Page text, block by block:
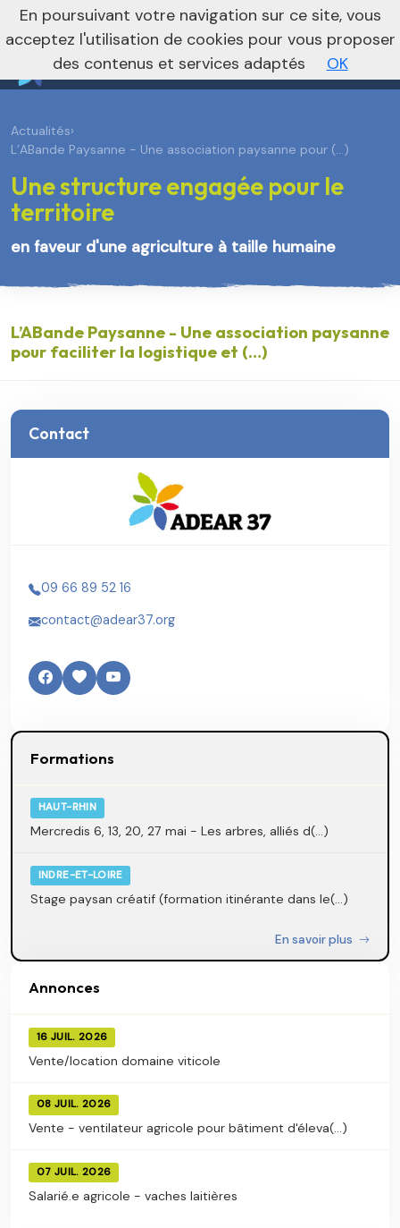
Vers le site régional Vers le site national
Actualités›
L’ABande Paysanne - Une association paysanne pour (…)
Une structure engagée pour le
territoire
en faveur d'une agriculture à taille humaine
L’ABande Paysanne - Une association paysanne
pour faciliter la logistique et (…)
Contact
09 66 89 52 16
contact@adear37.org
Formations
HAUT-RHIN
Mercredis 6, 13, 20, 27 mai - Les arbres, alliés d(...)
INDRE-ET-LOIRE
Stage paysan créatif (formation itinérante dans le(...)
En savoir plus
Annonces
16 JUIL. 2026
Vente/location domaine viticole
08 JUIL. 2026
Vente - ventilateur agricole pour bâtiment d'éleva(...)
07 JUIL. 2026
Salarié.e agricole - vaches laitières
En poursuivant votre navigation sur ce site, vous
acceptez l'utilisation de cookies pour vous proposer
des contenus et services adaptés
OK